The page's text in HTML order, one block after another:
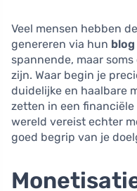
Veel mensen hebben
genereren via hun blog
spannende, maar
zijn. Waar begin je
duidelijke en haalbare
zetten in een
wereld vereist echter
goed begrip van je